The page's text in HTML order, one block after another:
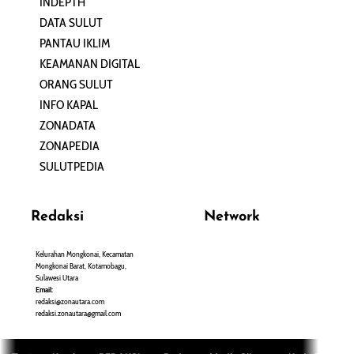
DATA SULUT
PANTAU IKLIM
KEAMANAN DIGITAL
ORANG SULUT
INFO KAPAL
ZONADATA
ZONAPEDIA
SULUTPEDIA
Redaksi
Kelurahan Mongkonai, Kecamatan
Mongkonai Barat, Kotamobagu,
Sulawesi Utara
Email:
redaksi@zonautara.com
redaksi.zonautara@gmail.com
Network